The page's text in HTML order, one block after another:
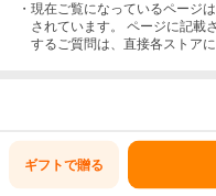
・現在ご覧になっているページ
されています。 ページに記載
するご質問は、直接各ストア
ギフトで贈る